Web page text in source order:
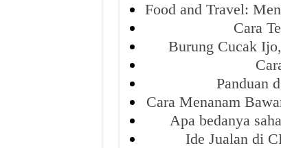
Food and Travel:
Cara
Burung Cucak
Panduan
Cara Menanam
Apa bedanya
Ide Jualan di